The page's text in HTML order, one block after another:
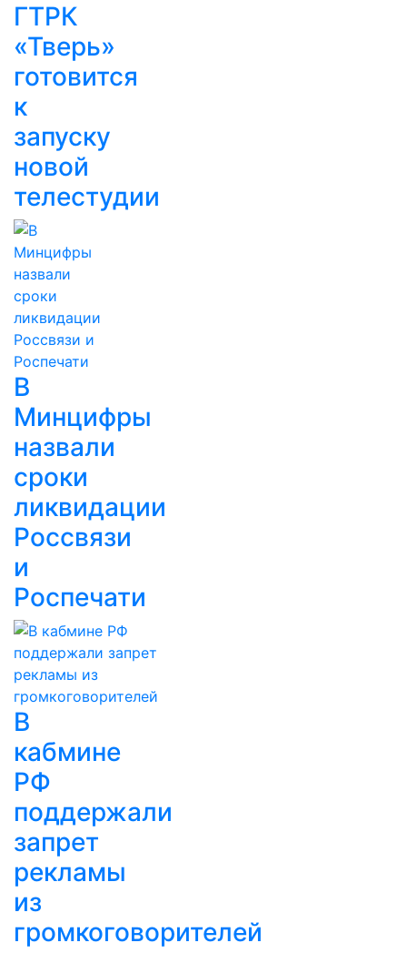
ГТРК
«Тверь»
готовится
к
запуску
новой
телестудии
В
Минцифры
назвали
сроки
ликвидации
Россвязи
и
Роспечати
В
кабмине
РФ
поддержали
запрет
рекламы
из
громкоговорителей